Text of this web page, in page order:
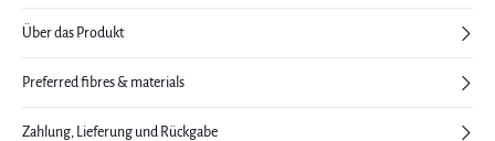
Über das Produkt
Preferred fibres & materials
Zahlung, Lieferung und Rückgabe